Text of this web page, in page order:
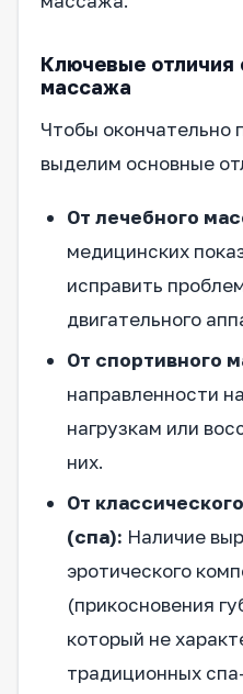
Ключевые отличия
массажа
Чтобы окончательно
выделим основные
От лечебного
медицинских
исправить
двигательного
От спортивного
направленности
нагрузкам или
них.
От
(спа): Наличие
эротического
(прикосновения
который не
традиционных